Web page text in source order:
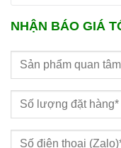
NHẬN BÁO GIÁ